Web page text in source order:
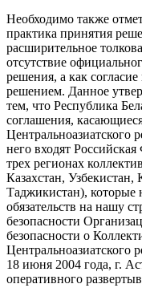
Необходимо также
практика принятия
расширительное
отсутствие
решения, а как
решением. Данное
тем, что Республика
соглашения,
Центральноазиатского
него входят
трех регионах
Казахстан,
Таджикистан), которые
обязательств на нашу
безопасности
безопасности о
Центральноазиатского
18 июня 2004 года, г.
оперативного